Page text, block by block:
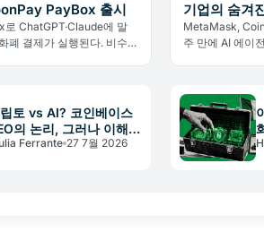
PayBox 출시
ChatGPT·Claude에 말
폐 결제가 실행된다. 비수
기업의 숨겨
MetaMask,
주 만에 AI 에이
토 vs AI? 코인베이스
의 논리, 그러나 이해충
있다
Ferrante 27 7월 2026